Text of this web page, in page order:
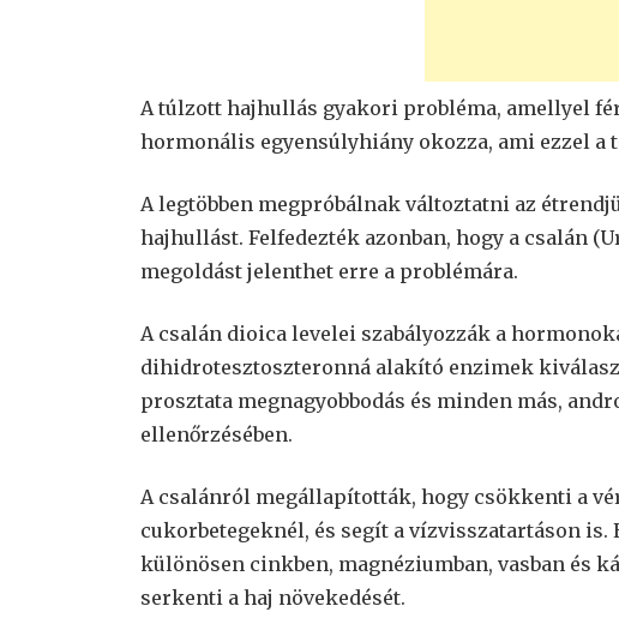
A túlzott hajhullás gyakori probléma, amellyel
hormonális egyensúlyhiány okozza, ami ezzel
A legtöbben megpróbálnak változtatni az
hajhullást. Felfedezték azonban, hogy a csalán
megoldást jelenthet erre a problémára.
A csalán dioica levelei szabályozzák a
dihidrotesztoszteronná alakító enzimek
prosztata megnagyobbodás és minden más,
ellenőrzésében.
A csalánról megállapították, hogy csökkenti a
cukorbetegeknél, és segít a vízvisszatartáson is.
különösen cinkben, magnéziumban, vasban és
serkenti a haj növekedését.